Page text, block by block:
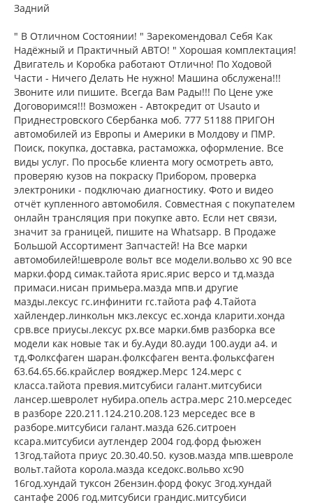
Задний
" В Отличном Состоянии! " Зарекомендовал Себя Как
Надёжный и Практичный АВТО! " Хорошая комплектация!
Двигатель и Коробка работают Отлично! По Ходовой
Части - Ничего Делать Не нужно! Машина обслужена!!!
Звоните или пишите. Всегда Вам Рады!!! По Цене уже
Договоримся!!! Возможен - Автокредит от Usauto и
Приднестровского Сбербанка моб. 777 51188 ПРИГОН
автомобилей из Европы и Америки в Молдову и ПМР.
Поиск, покупка, доставка, растаможка, оформление. Все
виды услуг. По просьбе клиента могу осмотреть авто,
проверяю кузов на покраску Прибором, проверка
электроники - подключаю диагностику. Фото и видео
отчёт купленного автомобиля. Совместная с покупателем
онлайн трансляция при покупке авто. Если нет связи,
значит за границей, пишите на Whatsapp. В Продаже
Большой Ассортимент Запчастей! На Все марки
автомобилей!шевроле вольт все модели.вольво хс 90 все
марки.форд симак.тайота ярис.ярис версо и тд.мазда
примаси.нисан примьера.мазда мпв.и другие
мазды.лексус гс.инфинити гс.тайота раф 4.Тайота
хайлендер.линкольн мкз.лексус ес.хонда кларити.хонда
срв.все приусы.лексус рх.все марки.бмв разборка все
модели как новые так и бу.Ауди 80.ауди 100.ауди а4. и
тд.Фолксфаген шаран.фолксфаген вента.фольксфаген
б3.б4.б5.б6.крайслер вояджер.Мерс 124.мерс с
класса.тайота превия.митсубиси галант.митсубиси
лансер.шевролет нубира.опель астра.мерс 210.мерседес
в разборе 220.211.124.210.208.123 мерседес все в
разборе.митсубиси галант.мазда 626.ситроен
ксара.митсубиси аутлендер 2004 год.форд фьюжен
13год.тайота приус 20.30.40.50. кузов.мазда мпв.шевроле
вольт.тайота корола.мазда кседокс.вольво хс90
16год.хундай туксон 2бензин.форд фокус 3год.хундай
сантафе 2006 год.митсубиси грандис.митсубиси